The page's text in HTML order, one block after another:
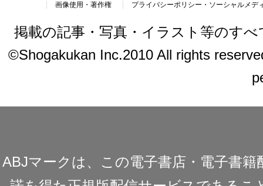
画像使用・著作権 プライバシーポリシー・ソーシャルメデ
掲載の記事・写真・イラスト等のす
©Shogakukan Inc.2010 All rights
ABJマークは、この電子書店・電子書